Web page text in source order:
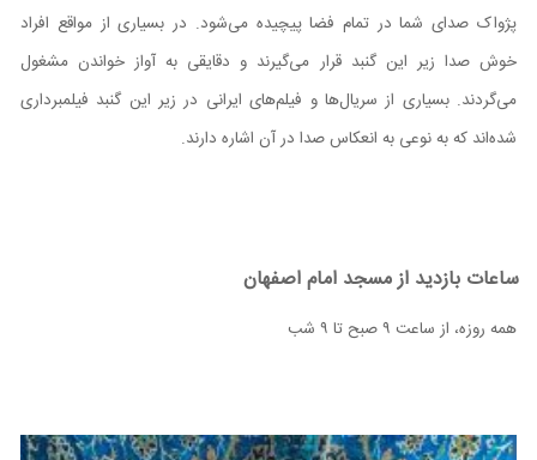
پژواک صدای شما در تمام فضا پیچیده می‌شود. در بسیاری از مواقع افراد
خوش صدا زیر این گنبد قرار می‌گیرند و دقایقی به آواز خواندن مشغول
می‌گردند. بسیاری از سریال‌ها و فیلم‌های ایرانی در زیر این گنبد فیلمبرداری
شده‌اند که به نوعی به انعکاس صدا در آن اشاره دارند.
ساعات بازدید از مسجد امام اصفهان
همه روزه، از ساعت ۹ صبح تا ۹ شب